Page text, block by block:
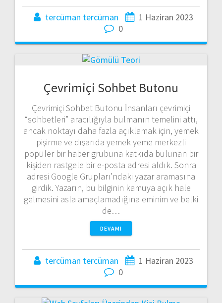
tercüman tercüman
1 Haziran 2023
0
Çevrimiçi Sohbet Butonu
Çevrimiçi Sohbet Butonu İnsanları çevrimiçi
“sohbetleri” aracılığıyla bulmanın temelini attı,
ancak noktayı daha fazla açıklamak için, yemek
pişirme ve dışarıda yemek yeme merkezli
popüler bir haber grubuna katkıda bulunan bir
kişiden rastgele bir e-posta adresi aldık. Sonra
adresi Google Grupları’ndaki yazar aramasına
girdik. Yazarın, bu bilginin kamuya açık hale
gelmesini asla amaçlamadığına eminim ve belki
de…
DEVAMI
tercüman tercüman
1 Haziran 2023
0